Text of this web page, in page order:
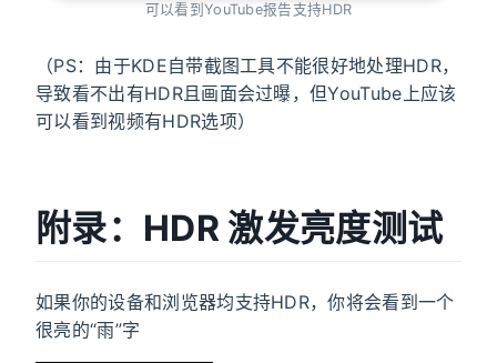
可以看到YouTube报告支持HDR
（PS：由于KDE自带截图工具不能很好地处理HDR，
导致看不出有HDR且画面会过曝，但YouTube上应该
可以看到视频有HDR选项）
附录：HDR 激发亮度测试
如果你的设备和浏览器均支持HDR，你将会看到一个
很亮的“雨”字